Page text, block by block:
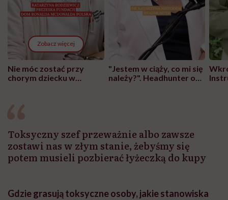
Zobacz więcej
Nie móc zostać przy
chorym dziecku w
"Jestem w ciąży, co mi się
należy?". Headhunter o
Toksyczny szef przeważnie albo zawsze
zostawi nas w złym stanie, żebyśmy się
potem musieli pozbierać łyżeczką do kupy
Gdzie grasują toksyczne osoby, jakie stanowiska